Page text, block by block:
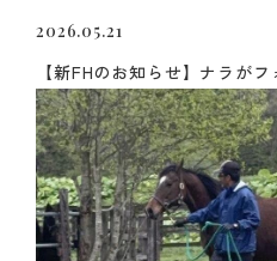
2026.05.21
【新FHのお知らせ】ナラが